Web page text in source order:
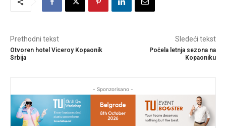
Prethodni tekst
Otvoren hotel Viceroy Kopaonik
Srbija
Sledeći tekst
Počela letnja sezona na
Kopaoniku
- Sponzorisano -